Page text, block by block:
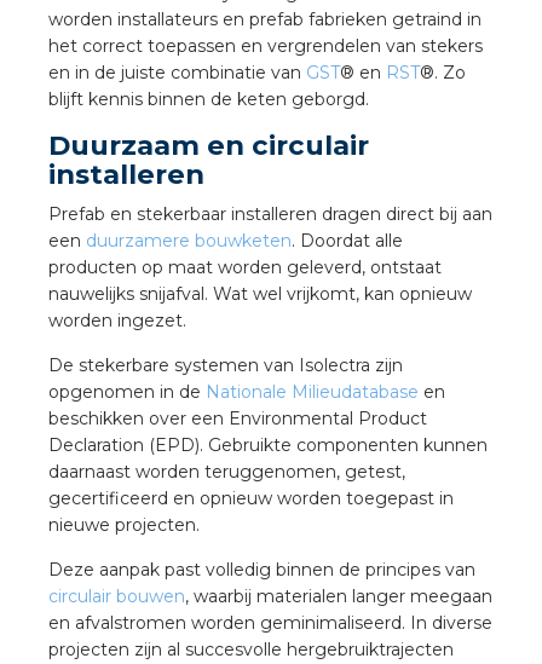
worden installateurs en prefab fabrieken getraind in
het correct toepassen en vergrendelen van stekers
en in de juiste combinatie van GST® en RST®. Zo
blijft kennis binnen de keten geborgd.
Duurzaam en circulair
installeren
Prefab en stekerbaar installeren dragen direct bij aan
een duurzamere bouwketen. Doordat alle
producten op maat worden geleverd, ontstaat
nauwelijks snijafval. Wat wel vrijkomt, kan opnieuw
worden ingezet.
De stekerbare systemen van Isolectra zijn
opgenomen in de Nationale Milieudatabase en
beschikken over een Environmental Product
Declaration (EPD). Gebruikte componenten kunnen
daarnaast worden teruggenomen, getest,
gecertificeerd en opnieuw worden toegepast in
nieuwe projecten.
Deze aanpak past volledig binnen de principes van
circulair bouwen, waarbij materialen langer meegaan
en afvalstromen worden geminimaliseerd. In diverse
projecten zijn al succesvolle hergebruiktrajecten